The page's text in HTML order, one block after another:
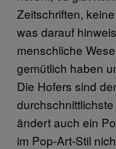
Zeitschriften,
was darauf
menschliche
gemütlich haben
Die Hofers sind
ändert auch ein
im Pop-Art-Stil